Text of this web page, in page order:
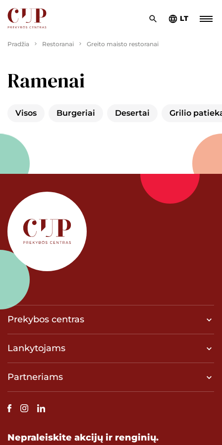
LT
Pradžia Restoranai Greito maisto restoranai
Ramenai
Visos Burgeriai Desertai Grilio
Prekybos centras
Lankytojams
Partneriams
Nepraleiskite akcijų ir renginių.